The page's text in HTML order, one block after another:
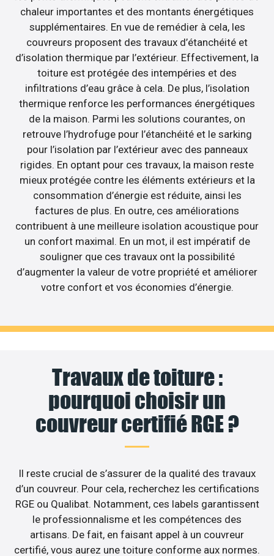
chaleur importantes et des montants énergétiques
supplémentaires. En vue de remédier à cela, les
couvreurs proposent des travaux d’étanchéité et
d’isolation thermique par l’extérieur. Effectivement, la
toiture est protégée des intempéries et des
infiltrations d’eau grâce à cela. De plus, l’isolation
thermique renforce les performances énergétiques
de la maison. Parmi les solutions courantes, on
retrouve l’hydrofuge pour l’étanchéité et le sarking
pour l’isolation par l’extérieur avec des panneaux
rigides. En optant pour ces travaux, la maison reste
mieux protégée contre les éléments extérieurs et la
consommation d’énergie est réduite, ainsi les
factures de plus. En outre, ces améliorations
contribuent à une meilleure isolation acoustique pour
un confort maximal. En un mot, il est impératif de
souligner que ces travaux ont la possibilité
d’augmenter la valeur de votre propriété et améliorer
votre confort et vos économies d’énergie.
Travaux de toiture :
pourquoi choisir un
couvreur certifié RGE ?
Il reste crucial de s’assurer de la qualité des travaux
d’un couvreur. Pour cela, recherchez les certifications
RGE ou Qualibat. Notamment, ces labels garantissent
le professionnalisme et les compétences des
artisans. De fait, en faisant appel à un couvreur
certifié, vous aurez une toiture conforme aux normes.